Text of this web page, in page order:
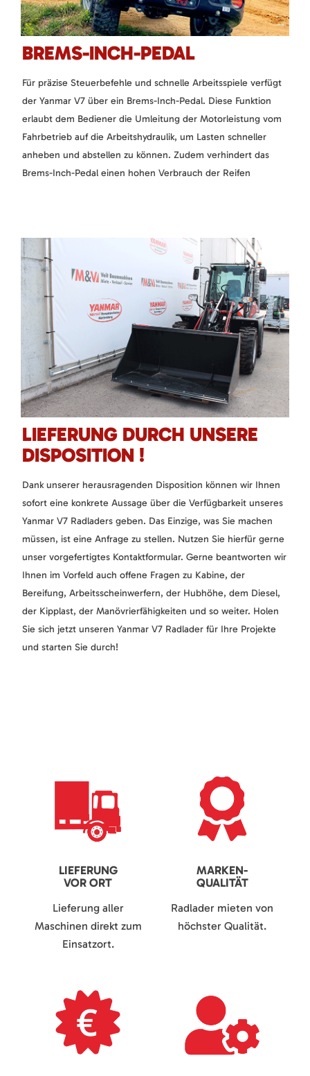
BREMS-INCH-PEDAL
Für präzise Steuerbefehle und schnelle Arbeitsspiele verfügt
der Yanmar V7 über ein Brems-Inch-Pedal. Diese Funktion
erlaubt dem Bediener die Umleitung der Motorleistung vom
Fahrbetrieb auf die Arbeitshydraulik, um Lasten schneller
anheben und abstellen zu können. Zudem verhindert das
Brems-Inch-Pedal einen hohen Verbrauch der Reifen
LIEFERUNG DURCH UNSERE
DISPOSITION !
Dank unserer herausragenden Disposition können wir Ihnen
sofort eine konkrete Aussage über die Verfügbarkeit unseres
Yanmar V7 Radladers geben. Das Einzige, was Sie machen
müssen, ist eine Anfrage zu stellen. Nutzen Sie hierfür gerne
unser vorgefertigtes Kontaktformular. Gerne beantworten wir
Ihnen im Vorfeld auch offene Fragen zu Kabine, der
Bereifung, Arbeitsscheinwerfern, der Hubhöhe, dem Diesel,
der Kipplast, der Manövrierfähigkeiten und so weiter. Holen
Sie sich jetzt unseren Yanmar V7 Radlader für Ihre Projekte
und starten Sie durch!
LIEFERUNG
VOR ORT
Lieferung aller
Maschinen direkt zum
Einsatzort.
MARKEN-
QUALITÄT
Radlader mieten von
höchster Qualität.